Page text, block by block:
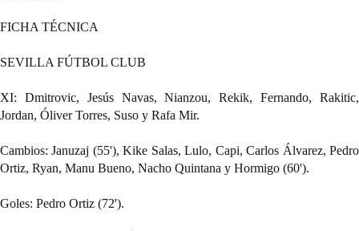
FICHA TÉCNICA
SEVILLA FÚTBOL CLUB
XI: Dmitrovic, Jesús Navas, Nianzou, Rekik, Fernando, Rakitic,
Jordan, Óliver Torres, Suso y Rafa Mir.
Cambios: Januzaj (55'), Kike Salas, Lulo, Capi, Carlos Álvarez, Pedro
Ortiz, Ryan, Manu Bueno, Nacho Quintana y Hormigo (60').
Goles: Pedro Ortiz (72').